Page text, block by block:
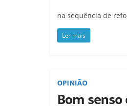
na sequência de
Ler mais
OPINIÃO
Bom